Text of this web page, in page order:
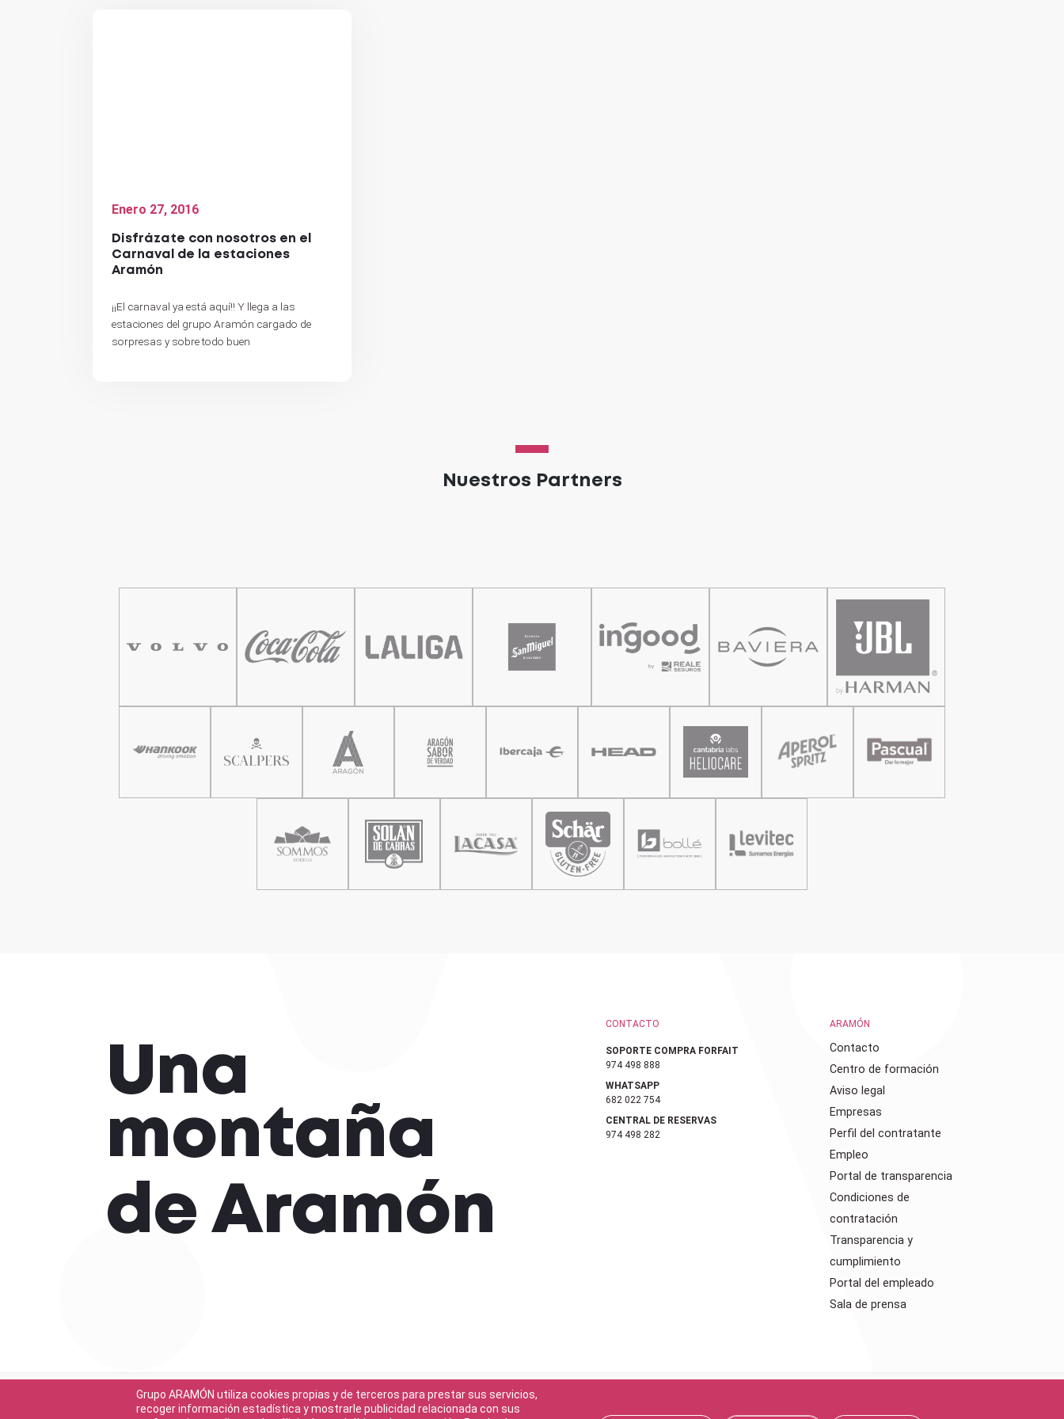
Enero 27, 2016
Disfrázate con nosotros en el
Carnaval de la estaciones
Aramón
¡¡El carnaval ya está aquí!! Y llega a las
estaciones del grupo Aramón cargado de
sorpresas y sobre todo buen
Nuestros Partners
Una
montaña
de Aramón
CONTACTO
SOPORTE COMPRA FORFAIT
974 498 888
WHATSAPP
682 022 754
CENTRAL DE RESERVAS
974 498 282
ARAMÓN
Contacto
Centro de formación
Aviso legal
Empresas
Perfil del contratante
Empleo
Portal de transparencia
Condiciones de
contratación
Transparencia y
cumplimiento
Portal del empleado
Sala de prensa
Grupo ARAMÓN utiliza cookies propias y de terceros para prestar sus servicios,
recoger información estadística y mostrarle publicidad relacionada con sus